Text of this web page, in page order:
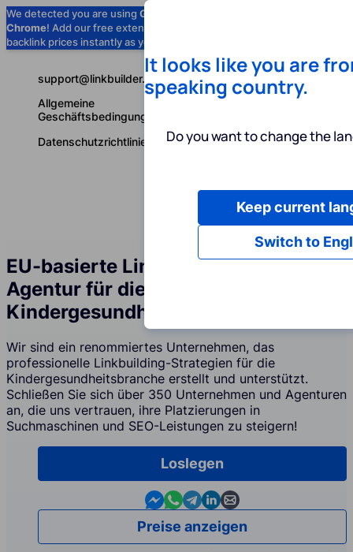
We detected you are using Google
Chrome! Add our free extension to check
backlink prices instantly as you browse.
Deutsch
support@linkbuilder.com
Allgemeine
Geschäftsbedingungen
Datenschutzrichtlinie
EU-basierte Linkbuilding-Services-
Agentur für die
Kindergesundheitsbranche
Wir sind ein renommiertes Unternehmen, das
professionelle Linkbuilding-Strategien für die
Kindergesundheitsbranche erstellt und unterstützt.
Schließen Sie sich über 350 Unternehmen und Agenturen
an, die uns vertrauen, ihre Platzierungen in
Suchmaschinen und SEO-Leistungen zu steigern!
Loslegen
Contact us in Messenger
Contact us in WhatsApp
Contact us in Telegram
Contact us in Linkedin
Contact us by email
Preise anzeigen
It looks like you are
speaking country.
Do you want to change the
Switch to
Keep current